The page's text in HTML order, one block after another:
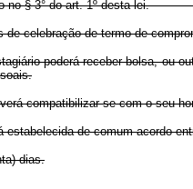
disposto no § 3° do art. 1º
celebração de termo de
poderá receber bolsa, ou
compatibilizar-se com o seu
de comum acordo
dias.